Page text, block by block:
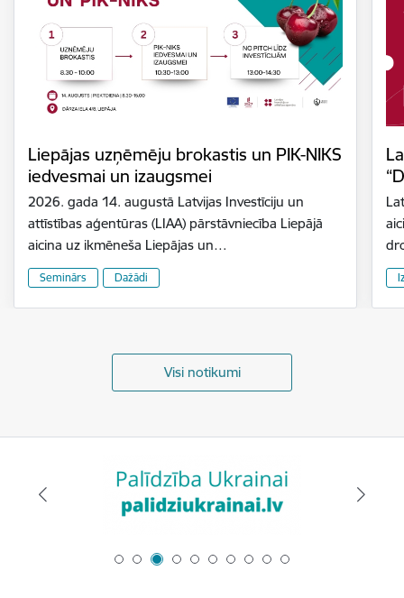
Liepājas uzņēmēju brokastis un PIK-NIKS
iedvesmai un izaugsmei
2026. gada 14. augustā Latvijas Investīciju un
attīstības aģentūras (LIAA) pārstāvniecība Liepājā
aicina uz ikmēneša Liepājas un…
Seminārs Dažādi
Visi notikumi